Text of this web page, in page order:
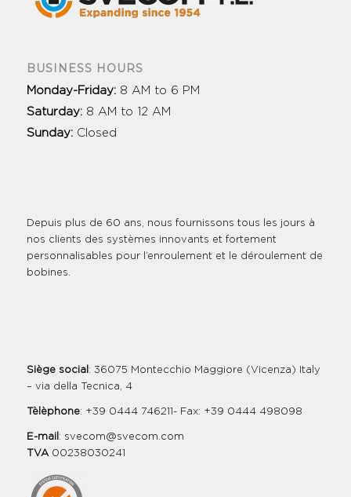
BUSINESS HOURS
Monday-Friday: 8 AM to 6 PM
Saturday: 8 AM to 12 AM
Sunday: Closed
Depuis plus de 60 ans, nous fournissons tous les jours à
nos clients des systèmes innovants et fortement
personnalisables pour l’enroulement et le déroulement de
bobines.
Siège social : 36075 Montecchio Maggiore (Vicenza) Italy
– via della Tecnica, 4
Tèlèphone: +39 0444 746211- Fax: +39 0444 498098
E-mail : svecom@svecom.com
TVA00238030241